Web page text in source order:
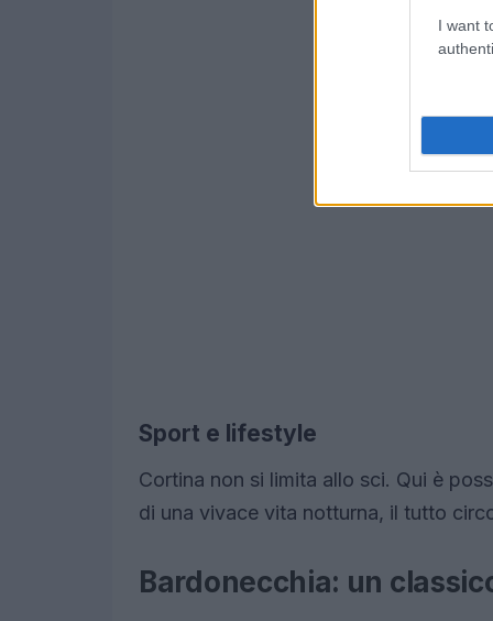
I want
Sport e lifestyle
Cortina non si limita allo sci. Qui è
di una vivace vita notturna, il tutto
Bardonecchia: un